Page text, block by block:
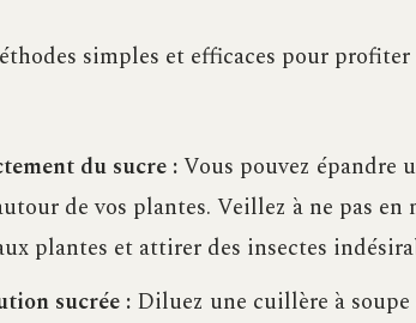
simples et efficaces pour
du sucre :Vous pouvez épandre
de vos plantes. Veillez à ne pas
plantes et attirer des insectes
sucrée : Diluez une cuillère à